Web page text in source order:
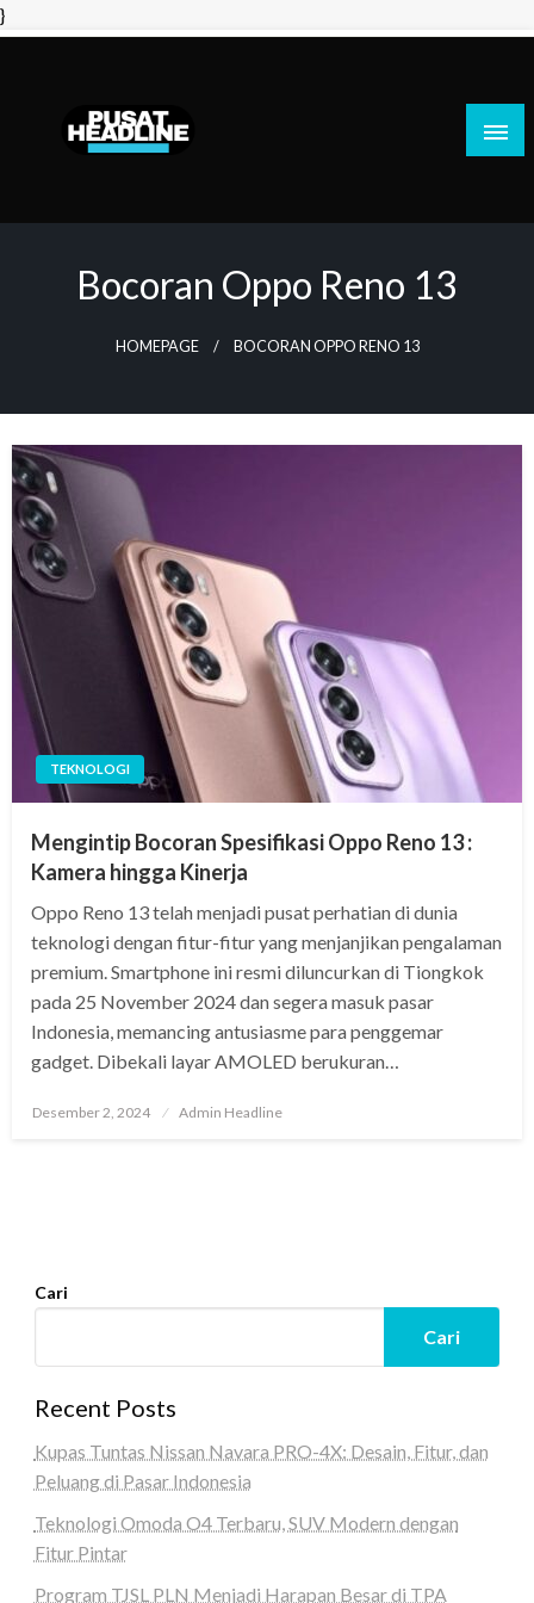
}Skip
to
Bocoran Oppo Reno 13
HOMEPAGE BOCORAN OPPO RENO 13
TEKNOLOGI
Mengintip Bocoran Spesifikasi Oppo Reno 13 :
Kamera hingga Kinerja
Oppo Reno 13 telah menjadi pusat perhatian di dunia
teknologi dengan fitur-fitur yang menjanjikan pengalaman
premium. Smartphone ini resmi diluncurkan di Tiongkok
pada 25 November 2024 dan segera masuk pasar
Indonesia, memancing antusiasme para penggemar
gadget. Dibekali layar AMOLED berukuran…
Posted
Desember 2, 2024 Admin Headline
Cari
Cari
Recent Posts
Kupas Tuntas Nissan Navara PRO-4X: Desain, Fitur, dan
Peluang di Pasar Indonesia
Teknologi Omoda O4 Terbaru, SUV Modern dengan
Fitur Pintar
Program TJSL PLN Menjadi Harapan Besar di TPA